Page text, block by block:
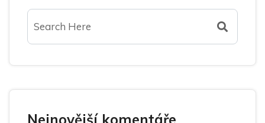
Nejnovější komentáře